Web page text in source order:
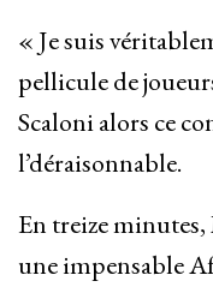
« Je suis
pellicule de
Scaloni alors ce
l’déraisonnable.
En treize minutes,
une impensable